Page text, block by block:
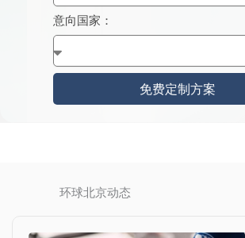
a
+
6
意向国家：
免费定制方案
环球北京动态